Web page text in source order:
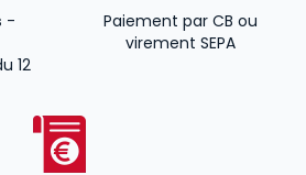
-
12
Paiement par CB ou
virement SEPA